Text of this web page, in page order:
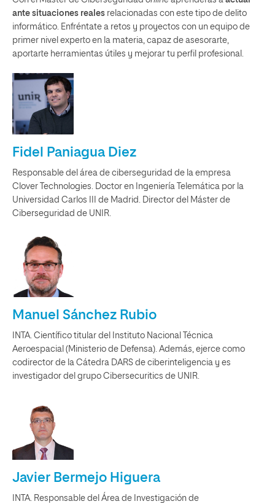
ante situaciones reales relacionadas con este tipo de delito
informático. Enfréntate a retos y proyectos con un equipo de
primer nivel experto en la materia, capaz de asesorarte,
aportarte herramientas útiles y mejorar tu perfil profesional.
Fidel Paniagua Diez
Responsable del área de ciberseguridad de la empresa
Clover Technologies. Doctor en Ingeniería Telemática por la
Universidad Carlos III de Madrid. Director del Máster de
Ciberseguridad de UNIR.
Manuel Sánchez Rubio
INTA. Científico titular del Instituto Nacional Técnica
Aeroespacial (Ministerio de Defensa). Además, ejerce como
codirector de la Cátedra DARS de ciberinteligencia y es
investigador del grupo Cibersecuritics de UNIR.
Javier Bermejo Higuera
INTA. Responsable del Área de Investigación de